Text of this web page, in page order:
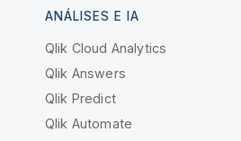
ANÁLISES E IA
Qlik Cloud Analytics
Qlik Answers
Qlik Predict
Qlik Automate